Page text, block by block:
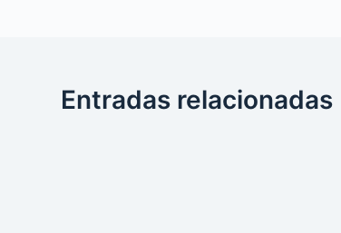
Entradas relacionadas